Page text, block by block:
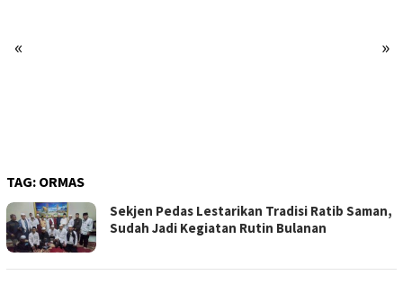
« »
TAG: ORMAS
Sekjen Pedas Lestarikan Tradisi Ratib Saman,
Sudah Jadi Kegiatan Rutin Bulanan